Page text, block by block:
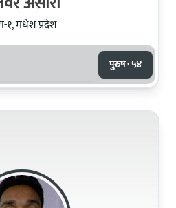
१, मधेश प्रदेश
पुरुष · ५४